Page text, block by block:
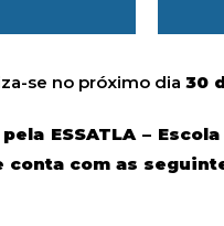
se no próximo dia 30
ESSATLA –
conta com as